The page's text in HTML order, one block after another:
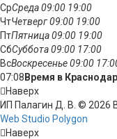
СрСреда09:00 19:00
ЧтЧетверг09:00 19:00
ПтПятница09:00 19:00
СбСуббота09:00 17:00
ВсВоскресенье09:00
07:08 Время в
Наверх
ИП Палагин Д. В. © 2026
Web Studio Polygon
Наверх